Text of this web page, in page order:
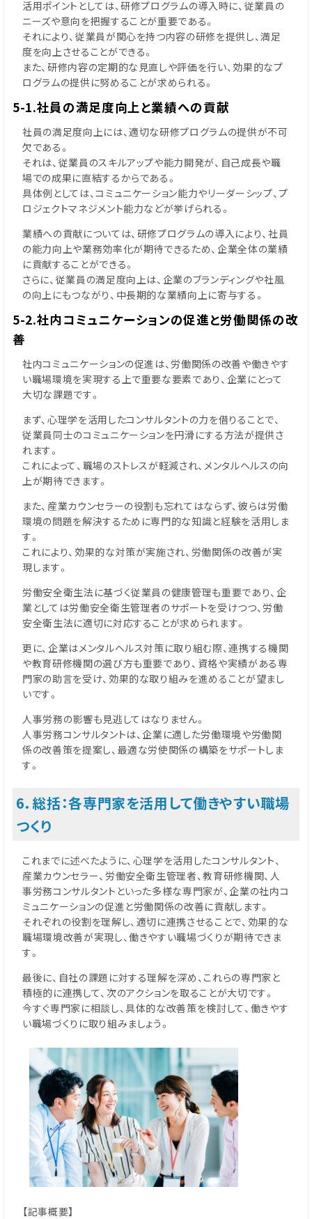
活用ポイントとしては、研修プログラムの導入時に、従業員の
ニーズや意向を把握することが重要である。
それにより、従業員が関心を持つ内容の研修を提供し、満足
度を向上させることができる。
また、研修内容の定期的な見直しや評価を行い、効果的なプ
ログラムの提供に努めることが求められる。
5-1.社員の満足度向上と業績への貢献
社員の満足度向上には、適切な研修プログラムの提供が不可
欠である。
それは、従業員のスキルアップや能力開発が、自己成長や職
場での成果に直結するからである。
具体例としては、コミュニケーション能力やリーダーシップ、プ
ロジェクトマネジメント能力などが挙げられる。
業績への貢献については、研修プログラムの導入により、社員
の能力向上や業務効率化が期待できるため、企業全体の業績
に貢献することができる。
さらに、従業員の満足度向上は、企業のブランディングや社風
の向上にもつながり、中長期的な業績向上に寄与する。
5-2.社内コミュニケーションの促進と労働関係の改
善
社内コミュニケーションの促進は、労働関係の改善や働きやす
い職場環境を実現する上で重要な要素であり、企業にとって
大切な課題です。
まず、心理学を活用したコンサルタントの力を借りることで、
従業員同士のコミュニケーションを円滑にする方法が提供さ
れます。
これによって、職場のストレスが軽減され、メンタルヘルスの向
上が期待できます。
また、産業カウンセラーの役割も忘れてはならず、彼らは労働
環境の問題を解決するために専門的な知識と経験を活用しま
す。
これにより、効果的な対策が実施され、労働関係の改善が実
現します。
労働安全衛生法に基づく従業員の健康管理も重要であり、企
業としては労働安全衛生管理者のサポートを受けつつ、労働
安全衛生法に適切に対応することが求められます。
更に、企業はメンタルヘルス対策に取り組む際、連携する機関
や教育研修機関の選び方も重要であり、資格や実績がある専
門家の助言を受け、効果的な取り組みを進めることが望まし
いです。
人事労務の影響も見逃してはなりません。
人事労務コンサルタントは、企業に適した労働環境や労働関
係の改善策を提案し、最適な労使関係の構築をサポートしま
す。
6．総括：各専門家を活用して働きやすい職場
つくり
これまでに述べたように、心理学を活用したコンサルタント、
産業カウンセラー、労働安全衛生管理者、教育研修機関、人
事労務コンサルタントといった多様な専門家が、企業の社内コ
ミュニケーションの促進と労働関係の改善に貢献します。
それぞれの役割を理解し、適切に連携させることで、効果的な
職場環境改善が実現し、働きやすい職場づくりが期待できま
す。
最後に、自社の課題に対する理解を深め、これらの専門家と
積極的に連携して、次のアクションを取ることが大切です。
今すぐ専門家に相談し、具体的な改善策を検討して、働きやす
い職場づくりに取り組みましょう。
【記事概要】